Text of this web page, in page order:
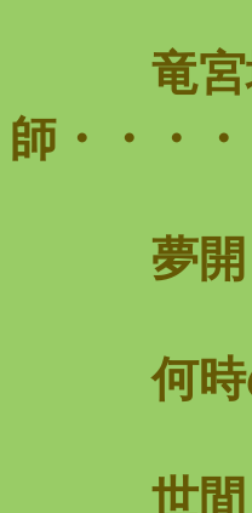
竜宮城
師・・・
夢開き
何時の
世間